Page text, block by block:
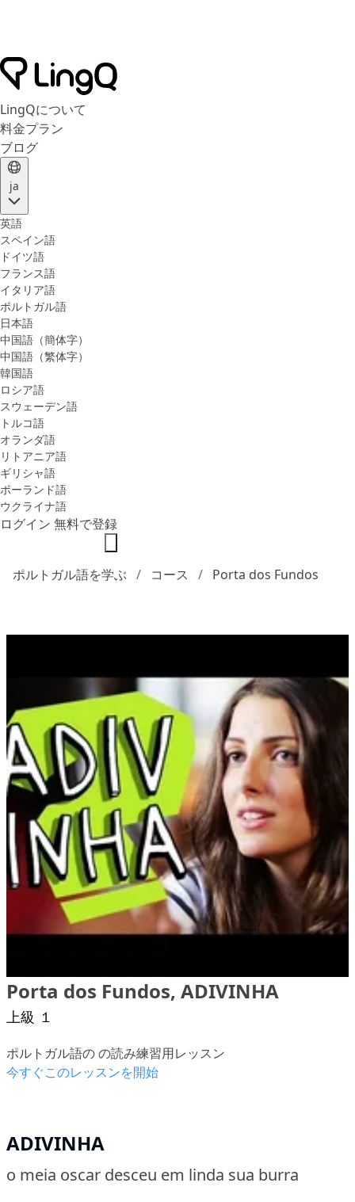
LingQについて
料金プラン
ブログ
ja
英語
スペイン語
ドイツ語
フランス語
イタリア語
ポルトガル語
日本語
中国語（簡体字）
中国語（繁体字）
韓国語
ロシア語
スウェーデン語
トルコ語
オランダ語
リトアニア語
ギリシャ語
ポーランド語
ウクライナ語
ログイン 無料で登録
ポルトガル語を学ぶ コース Porta dos Fundos
Porta dos Fundos, ADIVINHA
上級 １
ポルトガル語の の読み練習用レッスン
今すぐこのレッスンを開始
ADIVINHA
o meia oscar desceu em linda sua burra